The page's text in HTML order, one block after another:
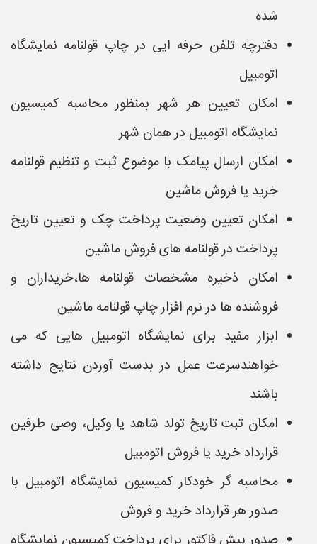
شده
دفترچه تلفن حرفه ایی در چاپ قولنامه نمایشگاه
اتومبیل
امکان تعیین هر شهر بمنظور محاسبه کمیسیون
نمایشگاه اتومبیل در همان شهر
امکان ارسال پیامک با موضوع ثبت و تنظیم قولنامه
خرید یا فروش ماشین
امکان تعیین وضعیت پرداخت چک و تعیین تاریخ
پرداخت در قولنامه های فروش ماشین
امکان ذخیره مشخصات قولنامه ها،خریداران و
فروشنده ها در نرم افزار چاپ قولنامه ماشین
ابزار مفید برای نمایشگاه اتومبیل هایی که می
خواهندسرعت عمل در بدست آوردن نتایج داشته
باشند
امکان ثبت تاریخ تولد شاهد یا وکیل، وصی طرفین
قرارداد خرید یا فروش اتومبیل
محاسبه گر خودکار کمیسیون نمایشگاه اتومبیل با
صدور هر قرارداد خرید و فروش